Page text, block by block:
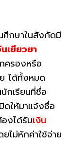
ศึกษาในสังกัดมี
นเยียวยา
ครองหรือ
ได้ทั้งหมด
กเรียนที่ชื่อ
ดให้มาแจ้งชื่อ
งได้รับเงิน
ไม่หักค่าใช้จ่าย